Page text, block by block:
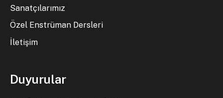
Sanatçılarımız
Özel Enstrüman Dersleri
İletişim
Duyurular